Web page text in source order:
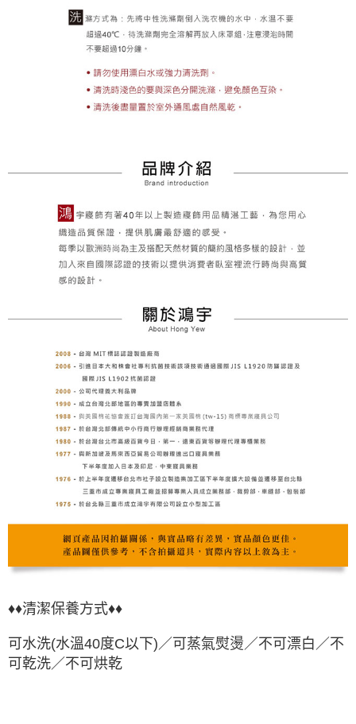
♦♦清潔保養方式♦♦
可水洗(水溫40度C以下)／可蒸氣熨燙／不可漂白／不
可乾洗／不可烘乾